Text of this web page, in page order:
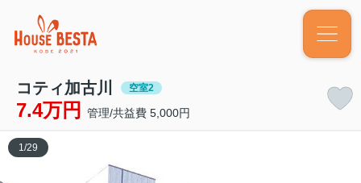
コティ加古川 空室2
7.4万円 管理/共益費 5,000円
1 /29